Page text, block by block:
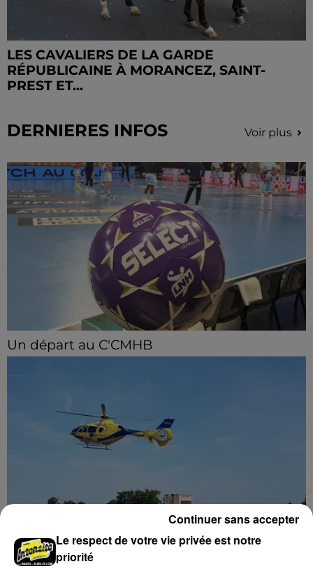
LES CAVALIERS DE LA GARDE
RÉPUBLICAINE À MORANCEZ, SAINT-
PREST ET...
DERNIERES INFOS Voir plus
Un départ au C'CMHB
Le club chartrain a officialisé, vendredi 7 août, le
Quatre blessés dont un grave dans un
accident sur l'A10
Le choc a eu lieu dans la matinée, vendredi 7 août à
Le respect de votre vie privée est notre
priorité
Continuer sans accepter